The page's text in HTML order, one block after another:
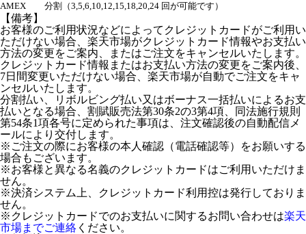
AMEX
分割（3,5,6,10,12,15,18,20,24 回が可能です）
【備考】
お客様のご利用状況などによってクレジットカードがご利用い
ただけない場合、楽天市場がクレジットカード情報やお支払い
方法の変更をご案内、またはご注文をキャンセルいたします。
クレジットカード情報またはお支払い方法の変更をご案内後、
7日間変更いただけない場合、楽天市場が自動でご注文をキャ
ンセルいたします。
分割払い、リボルビング払い又はボーナス一括払いによるお支
払いとなる場合、割賦販売法第30条2の3第4項、同法施行規則
第54条1項各号に定められた事項は、注文確認後の自動配信メ
ールにより交付します。
※ご注文の際にお客様の本人確認（電話確認等）をお願いする
場合もございます。
※お客様と異なる名義のクレジットカードはご利用いただけま
せん。
※決済システム上、クレジットカード利用控は発行しておりま
せん。
※クレジットカードでのお支払いに関するお問い合わせは楽天
市場までご連絡 ください。